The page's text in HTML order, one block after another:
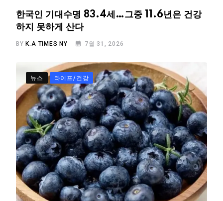
한국인 기대수명 83.4세…그중 11.6년은 건강
하지 못하게 산다
BY K.A TIMES NY 7월 31, 2026
뉴스 라이프/건강